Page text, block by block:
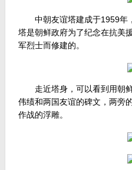
中朝友谊塔建成于1959年
塔是朝鲜政府为了纪念在抗美
军烈士而修建的。
走近塔身，可以看到用朝
伟绩和两国友谊的碑文，两旁
作战的浮雕。